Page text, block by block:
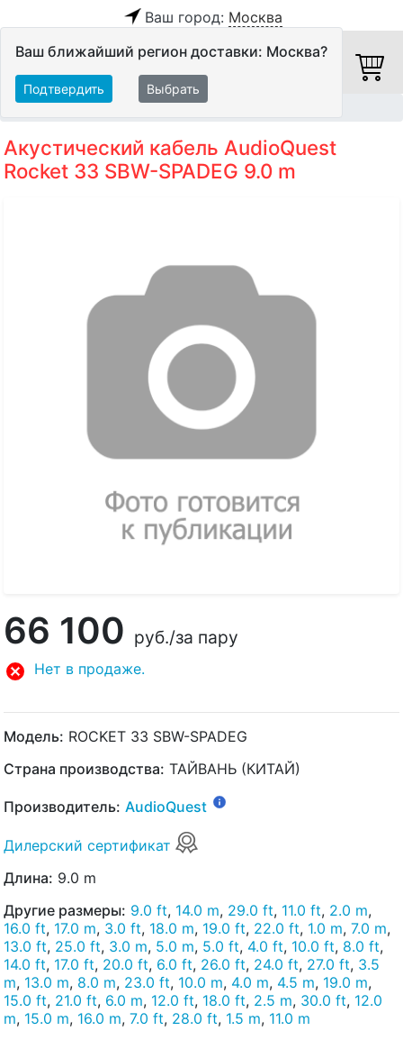
Ваш город: Москва
Ваш ближайший регион доставки: Москва?
Подтвердить Выбрать
Акустический кабель AudioQuest
Rocket 33 SBW-SPADEG 9.0 m
66 100 руб./за пару
Нет в продаже.
Модель: ROCKET 33 SBW-SPADEG
Страна производства: ТАЙВАНЬ (КИТАЙ)
Производитель: AudioQuest
Дилерский сертификат
Длина: 9.0 m
Другие размеры: 9.0 ft, 14.0 m, 29.0 ft, 11.0 ft, 2.0 m,
16.0 ft, 17.0 m, 3.0 ft, 18.0 m, 19.0 ft, 22.0 ft, 1.0 m, 7.0 m,
13.0 ft, 25.0 ft, 3.0 m, 5.0 m, 5.0 ft, 4.0 ft, 10.0 ft, 8.0 ft,
14.0 ft, 17.0 ft, 20.0 ft, 6.0 ft, 26.0 ft, 24.0 ft, 27.0 ft, 3.5
m, 13.0 m, 8.0 m, 23.0 ft, 10.0 m, 4.0 m, 4.5 m, 19.0 m,
15.0 ft, 21.0 ft, 6.0 m, 12.0 ft, 18.0 ft, 2.5 m, 30.0 ft, 12.0
m, 15.0 m, 16.0 m, 7.0 ft, 28.0 ft, 1.5 m, 11.0 m